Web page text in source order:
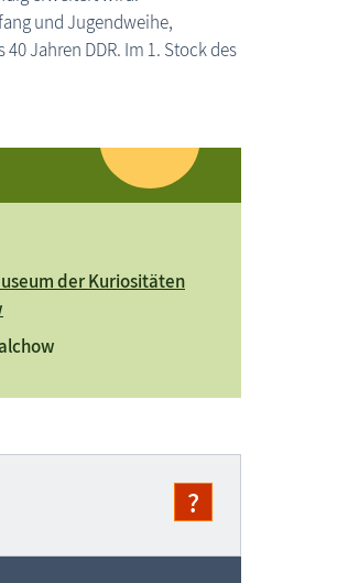
und Jugendweihe,
Jahren DDR. Im 1. Stock des
der Kuriositäten
?